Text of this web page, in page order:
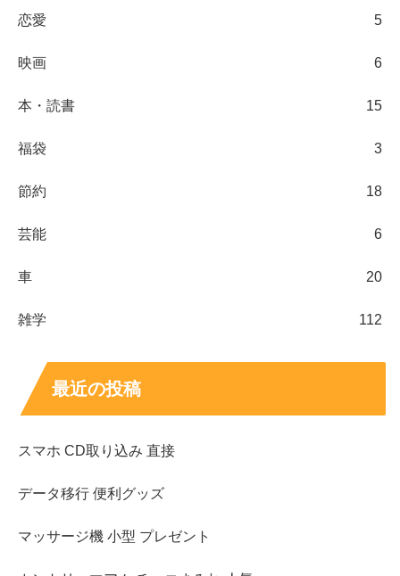
恋愛 5
映画 6
本・読書 15
福袋 3
節約 18
芸能 6
車 20
雑学 112
最近の投稿
スマホ CD取り込み 直接
データ移行 便利グッズ
マッサージ機 小型 プレゼント